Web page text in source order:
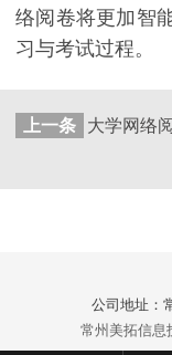
络阅卷将更加智
习与考试过程。
上一条
公司地址：
常州美拓信息